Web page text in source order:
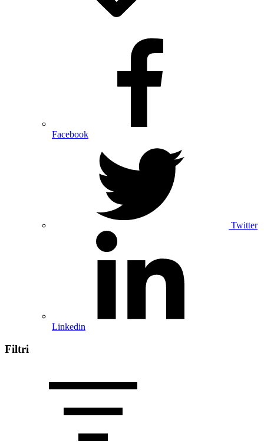
Facebook
Twitter
Linkedin
Filtri